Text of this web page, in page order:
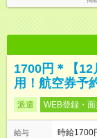
1700円＊【
用！航空券予
派遣 WEB登録・
給与
時給1700